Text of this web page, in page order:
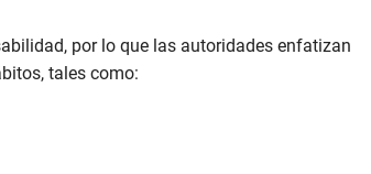
por lo que las autoridades enfatizan
tales como: